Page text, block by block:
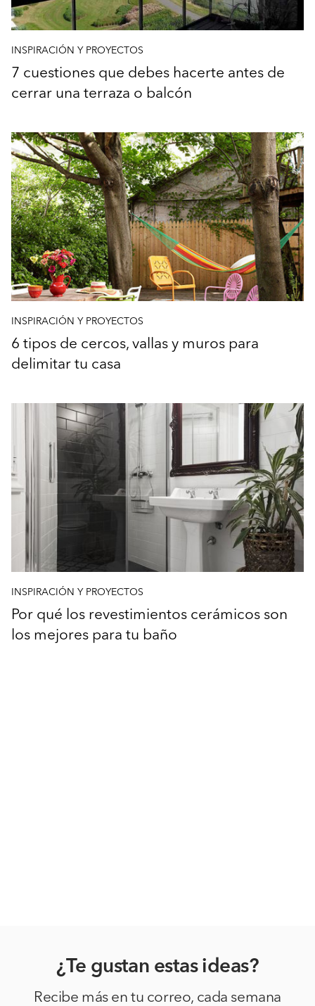
INSPIRACIÓN Y PROYECTOS
7 cuestiones que debes hacerte antes de
cerrar una terraza o balcón
INSPIRACIÓN Y PROYECTOS
6 tipos de cercos, vallas y muros para
delimitar tu casa
INSPIRACIÓN Y PROYECTOS
Por qué los revestimientos cerámicos son
los mejores para tu baño
¿Te gustan estas ideas?
Recibe más en tu correo, cada semana